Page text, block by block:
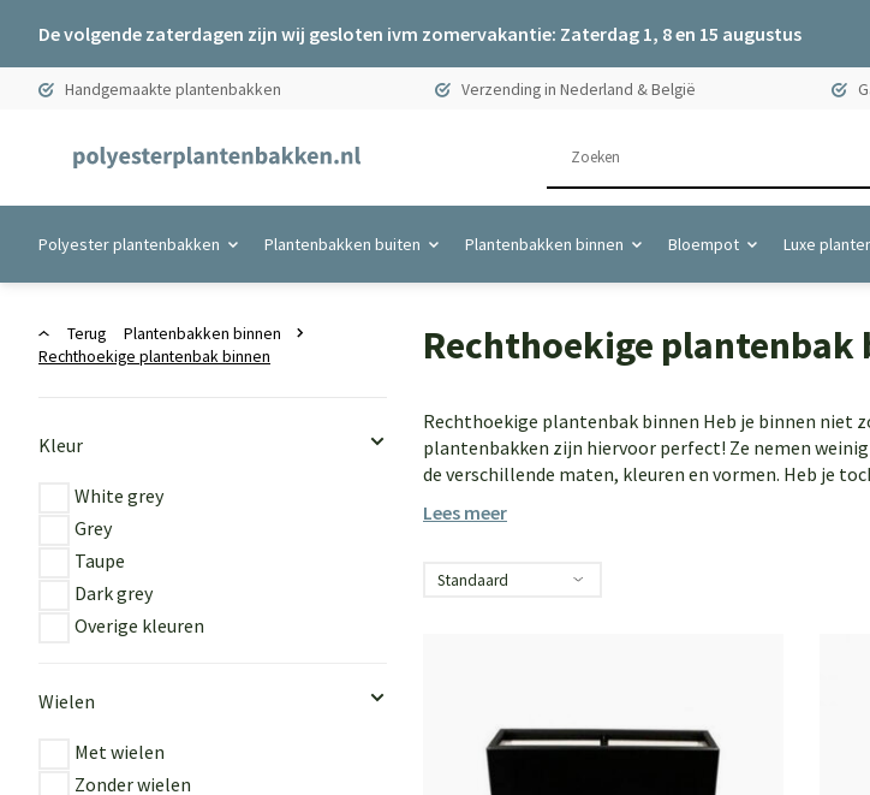
De volgende zaterdagen zijn wij gesloten ivm zomervakantie: Zaterdag 1, 8 en 15 augustus
Handgemaakte plantenbakken Verzending in Nederland & België
Polyester plantenbakken Plantenbakken buiten Plantenbakken binnen Bloempot Luxe
Terug
Plantenbakken binnen
Rechthoekige plantenbak binnen
Rechthoekige plantenbak
Kleur
White grey
Grey
Taupe
Dark grey
Overige kleuren
Wielen
Met wielen
Zonder wielen
Rechthoekige plantenbak binnen Heb je binnen niet
plantenbakken zijn hiervoor perfect! Ze nemen
de verschillende maten, kleuren en vormen. Heb je
Lees meer